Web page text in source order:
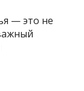
— это не